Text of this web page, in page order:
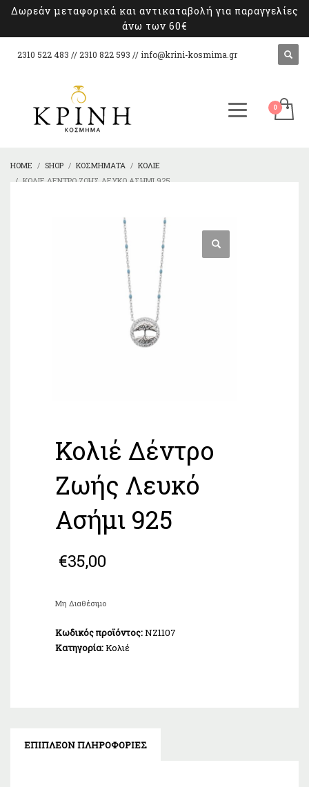
Δωρεάν μεταφορικά και αντικαταβολή για παραγγελίες
άνω των 60€
2310 522 483 // 2310 822 593 // info@krini-kosmima.gr
HOME SHOP ΚΟΣΜΉΜΑΤΑ
ΚΟΛΙΈ
ΚΟΛΙΈ ΔΈΝΤΡΟ ΖΩΉΣ ΛΕΥΚΌ ΑΣΉΜΙ 925
Κολιέ Δέντρο
Ζωής Λευκό
Ασήμι 925
€35,00
Μη Διαθέσιμο
Κωδικός προϊόντος:NZ1107
Κατηγορία:Κολιέ
ΕΠΙΠΛΈΟΝ ΠΛΗΡΟΦΟΡΊΕΣ